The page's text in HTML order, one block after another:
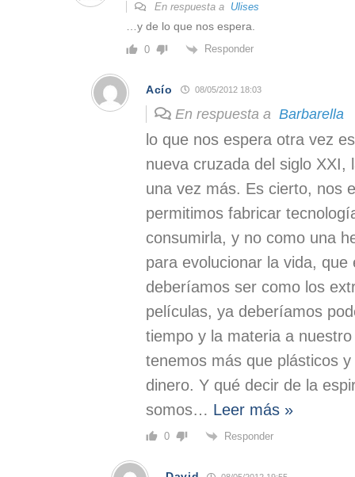
En respuesta a Ulises
…y de lo que nos espera.
0 Responder
Acío 08/05/2012 18:03
En respuesta a Barbarella
lo que nos espera otra vez
nueva cruzada del siglo XXI,
una vez más. Es cierto, nos
permitimos fabricar
consumirla, y no como una
para evolucionar la vida,
deberíamos ser como los
películas, ya deberíamos
tiempo y la materia a
tenemos más que plásticos
dinero. Y qué decir de la
somos… Leer más »
0 Responder